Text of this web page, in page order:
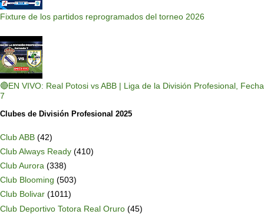
Fixture de los partidos reprogramados del torneo 2026
🔴EN VIVO: Real Potosi vs ABB | Liga de la División Profesional, Fecha
7
Clubes de División Profesional 2025
Club ABB (42)
Club Always Ready (410)
Club Aurora (338)
Club Blooming (503)
Club Bolivar (1011)
Club Deportivo Totora Real Oruro (45)